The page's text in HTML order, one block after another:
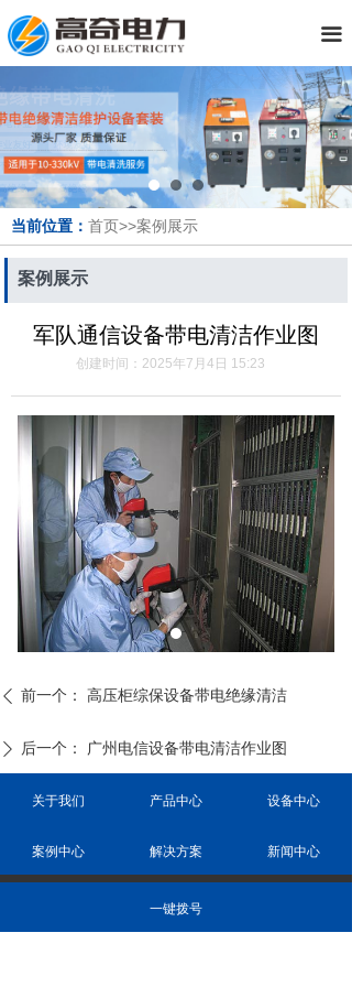
끀
军队通信设备带电清洁作业图
创建时间： 2025年7月4日 15:23
当前位置： 首页>>案例展示
案例展示
ꄴ 前一个： 高压柜综保设备带电绝缘清洁
ꄲ 后一个： 广州电信设备带电清洁作业图
关于我们 产品中心 设备中心
案例中心 解决方案 新闻中心
广州高奇电力工程有限公司
一键拨号